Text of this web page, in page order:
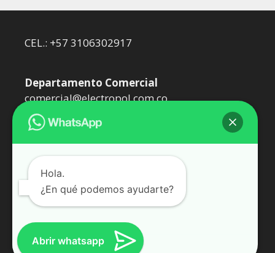
CEL.: +57 3106302917
Departamento Comercial
comercial@electropol.com.co
dtecnico@electropol.com.co
Somos Epol Oil SAS. Representantes de
WEIDMÜLLER
Hola.
¿En qué podemos ayudarte?
Abrir whatsapp